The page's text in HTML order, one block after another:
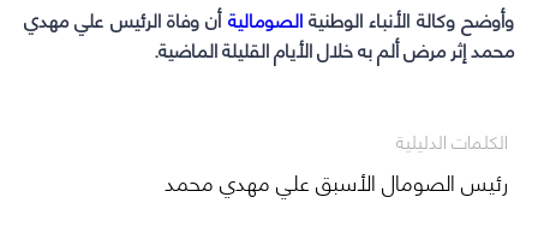
وأوضح وكالة الأنباء الوطنيةالصوماليةأن وفاة الرئيس علي مهدي
محمد إثر مرض ألم به خلال الأيام القليلة الماضية.
window)
window)
window)
window)
الكلمات الدليلية
رئيس الصومال الأسبق علي مهدي محمد